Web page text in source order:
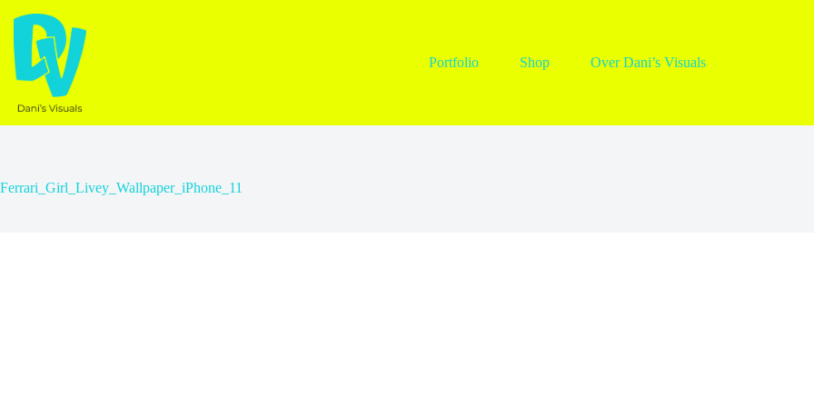
naar
inhoud
Portfolio Shop Over Dani’s Visuals
Ferrari_Girl_Livey_Wallpaper_iPhone_11